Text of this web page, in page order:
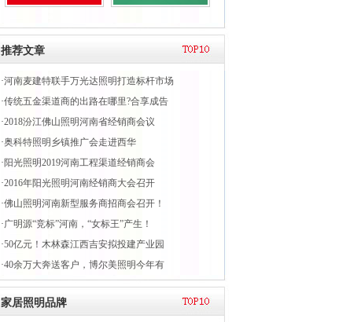
推荐文章
·河南麦建特联手万光达照明打造标杆市场
·传统五金渠道商的出路在哪里?合享成告
·2018汾江佛山照明河南省经销商会议
·奥科特照明乡镇推广会走进西华
· 阳光照明2019河南工程渠道经销商会
·2016年阳光照明河南经销商大会召开
·佛山照明河南新型服务商招商会召开！
·广明源“竞标”河南，“女标王”产生！
·50亿元！木林森江西吉安拟投建产业园
·40余万大奔送客户，博尔美照明今年有
家居照明品牌